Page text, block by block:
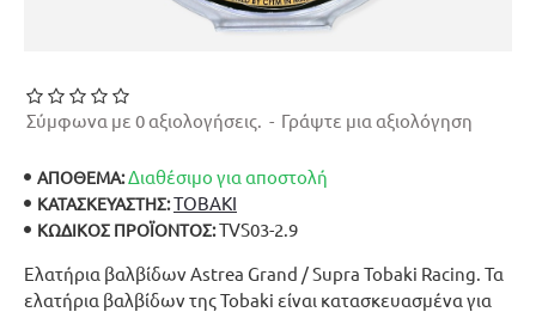
Ελατήρια βαλβίδων Astrea Grand / Supra Tobaki Racing. Τα
ελατήρια βαλβίδων της Tobaki είναι κατασκευασμένα για
ΑΠΟΘΕΜΑ:Διαθέσιμο για αποστολή
ΚΑΤΑΣΚΕΥΑΣΤΉΣ:TOBAKI
ΚΩΔΙΚΌΣ ΠΡΟΪΌΝΤΟΣ:TVS03-2.9
Σύμφωνα με 0 αξιολογήσεις. - Γράψτε μια αξιολόγηση